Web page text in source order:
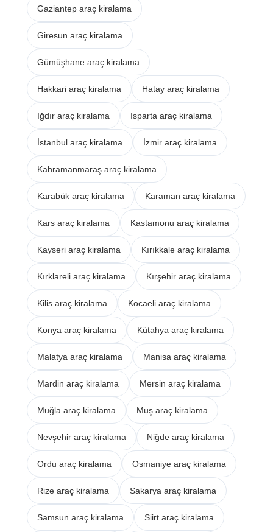
Gaziantep araç kiralama
Giresun araç kiralama
Gümüşhane araç kiralama
Hakkari araç kiralama Hatay araç kiralama
Iğdır araç kiralama Isparta araç kiralama
İstanbul araç kiralama İzmir araç kiralama
Kahramanmaraş araç kiralama
Karabük araç kiralama Karaman araç kiralama
Kars araç kiralama Kastamonu araç kiralama
Kayseri araç kiralama Kırıkkale araç kiralama
Kırklareli araç kiralama Kırşehir araç kiralama
Kilis araç kiralama Kocaeli araç kiralama
Konya araç kiralama Kütahya araç kiralama
Malatya araç kiralama Manisa araç kiralama
Mardin araç kiralama Mersin araç kiralama
Muğla araç kiralama Muş araç kiralama
Nevşehir araç kiralama Niğde araç kiralama
Ordu araç kiralama Osmaniye araç kiralama
Rize araç kiralama Sakarya araç kiralama
Samsun araç kiralama Siirt araç kiralama